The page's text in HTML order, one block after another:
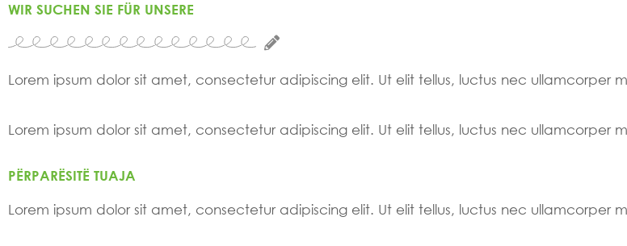
WIR SUCHEN SIE FÜR UNSERE
Lorem ipsum dolor sit amet, consectetur adipiscing elit. Ut elit tellus, luctus nec ullamcorper
Lorem ipsum dolor sit amet, consectetur adipiscing elit. Ut elit tellus, luctus nec ullamcorper
PËRPARËSITË TUAJA
Lorem ipsum dolor sit amet, consectetur adipiscing elit. Ut elit tellus, luctus nec ullamcorper